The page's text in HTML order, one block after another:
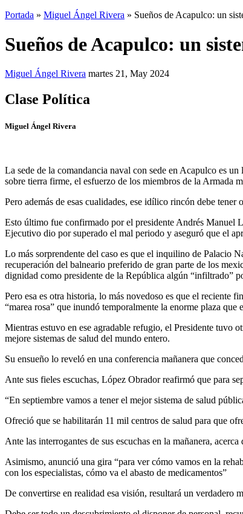
Portada » Miguel Ángel Rivera » Sueños de Acapulco: un
Sueños de Acapulco: un
Miguel Ángel Rivera martes 21, May 2024
Clase Política
Miguel Ángel Rivera
La sede de la comandancia naval con sede en Acapulco es
sobre tierra firme, el esfuerzo de los miembros de la Armada
Pero además de esas cualidades, ese idílico rincón debe
Esto último fue confirmado por el presidente Andrés Manuel
Ejecutivo dio por superado el mal periodo y aseguró que el
Lo más sorprendente del caso es que el inquilino de Palacio
recuperación del balneario preferido de gran parte de los
dignidad como presidente de la República algún “infiltrado”
Pero esa es otra historia, lo más novedoso es que el reciente
“marea rosa” que inundó temporalmente la enorme plaza
Mientras estuvo en ese agradable refugio, el Presidente tuvo
mejore sistemas de salud del mundo entero.
Su ensueño lo reveló en una conferencia mañanera que
Ante sus fieles escuchas, López Obrador reafirmó que para
“En septiembre vamos a tener el mejor sistema de salud
Ofreció que se habilitarán 11 mil centros de salud para que
Ante las interrogantes de sus escuchas en la mañanera,
Asimismo, anunció una gira “para ver cómo vamos en la
con los especialistas, cómo va el abasto de medicamentos”
De convertirse en realidad esa visión, resultará un verdadero